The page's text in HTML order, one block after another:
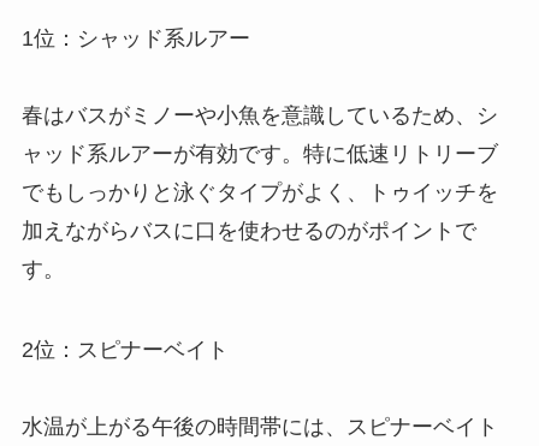
1位：シャッド系ルアー
春はバスがミノーや小魚を意識しているため、シ
ャッド系ルアーが有効です。特に低速リトリーブ
でもしっかりと泳ぐタイプがよく、トゥイッチを
加えながらバスに口を使わせるのがポイントで
す。
2位：スピナーベイト
水温が上がる午後の時間帯には、スピナーベイト